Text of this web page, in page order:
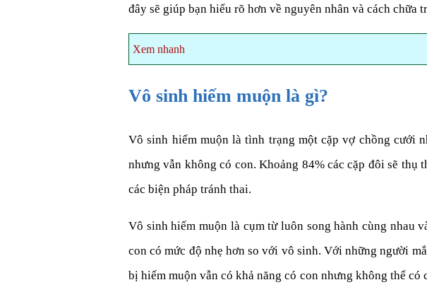
đây sẽ giúp bạn hiểu rõ hơn về nguyên nhân và cách chữa
Xem nhanh
Vô sinh hiếm muộn là gì?
Vô sinh hiếm muộn là tình trạng một cặp vợ chồng cưới
nhưng vẫn không có con. Khoảng 84% các cặp đôi sẽ
các biện pháp tránh thai.
Vô sinh hiếm muộn là cụm từ luôn song hành cùng nhau
con có mức độ nhẹ hơn so với vô sinh. Với những người
bị hiếm muộn vẫn có khả năng có con nhưng không thể